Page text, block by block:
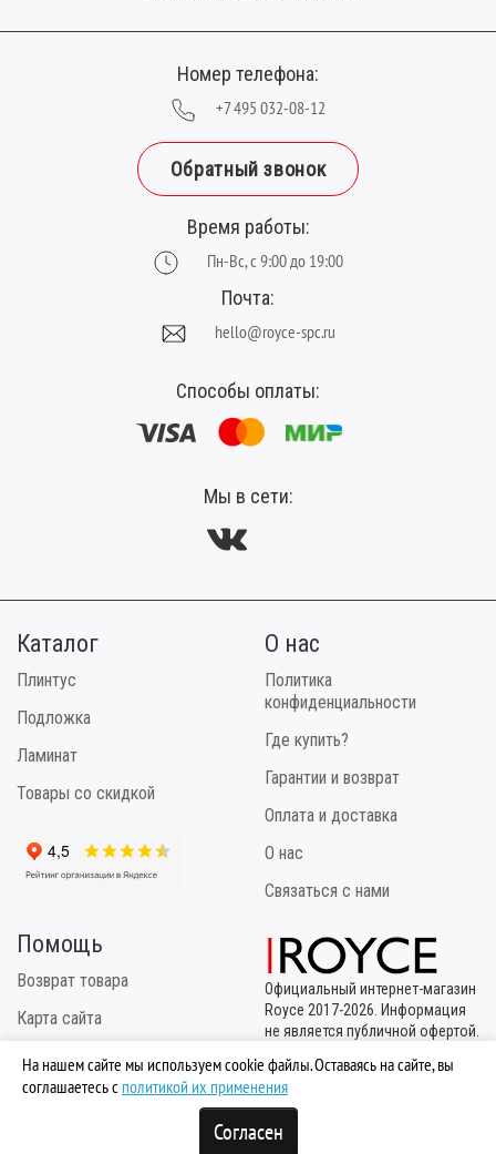
Тип замка:
Замок
4
V-образная
Ширина планки (мм):
300
Номер телефона:
+7 495 032-08-12
Обратный звонок
Время работы:
Пн-Вс, с 9:00 до 19:00
Почта:
hello@royce-spc.ru
Способы оплаты:
Мы в сети:
Каталог
Плинтус
Подложка
Ламинат
Товары со скидкой
О нас
Политика
конфиденциальности
Где купить?
Гарантии и возврат
Оплата и доставка
О нас
Связаться с нами
Помощь
Возврат товара
Карта сайта
Инструкция по укладке
Официальный интернет-магазин
Royce 2017-2026. Информация
не является публичной офертой.
правообладатель
ТМ "Royce" - ООО "МБК
Логистик"
На нашем сайте мы используем cookie файлы. Оставаясь на сайте, вы
соглашаетесь с политикой их применения
Согласен